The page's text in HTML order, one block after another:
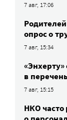
7 авг, 17:06
опрос о
7 авг, 15:34
в
7 авг, 15:15
НКО часто